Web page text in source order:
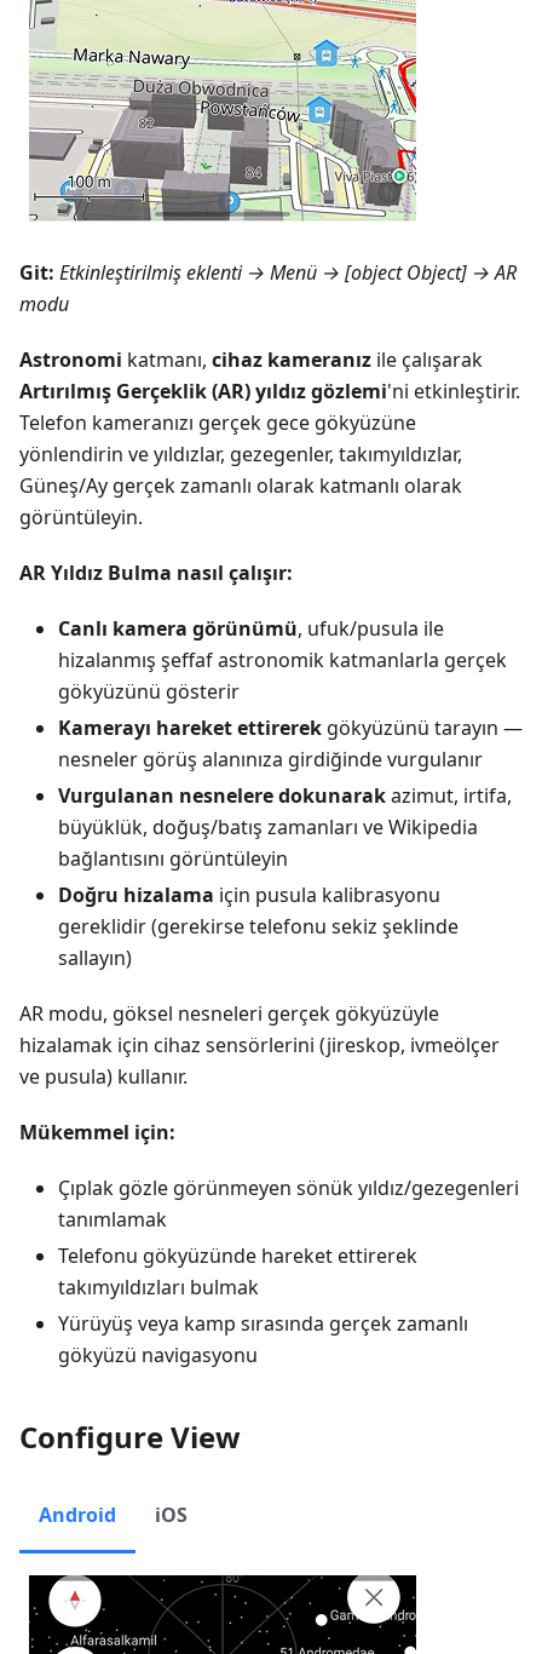
Git: Etkinleştirilmiş eklenti → Menü → [object Object] → AR
modu
Astronomi katmanı, cihaz kameranız ile çalışarak
Artırılmış Gerçeklik (AR) yıldız gözlemi'ni etkinleştirir.
Telefon kameranızı gerçek gece gökyüzüne
yönlendirin ve yıldızlar, gezegenler, takımyıldızlar,
Güneş/Ay gerçek zamanlı olarak katmanlı olarak
görüntüleyin.
AR Yıldız Bulma nasıl çalışır:
Canlı kamera görünümü, ufuk/pusula ile
hizalanmış şeffaf astronomik katmanlarla gerçek
gökyüzünü gösterir
Kamerayı hareket ettirerek gökyüzünü tarayın —
nesneler görüş alanınıza girdiğinde vurgulanır
Vurgulanan nesnelere dokunarakazimut, irtifa,
büyüklük, doğuş/batış zamanları ve Wikipedia
bağlantısını görüntüleyin
Doğru hizalama için pusula kalibrasyonu
gereklidir (gerekirse telefonu sekiz şeklinde
sallayın)
AR modu, göksel nesneleri gerçek gökyüzüyle
hizalamak için cihaz sensörlerini (jireskop, ivmeölçer
ve pusula) kullanır.
Mükemmel için:
Çıplak gözle görünmeyen sönük yıldız/gezegenleri
tanımlamak
Telefonu gökyüzünde hareket ettirerek
takımyıldızları bulmak
Yürüyüş veya kamp sırasında gerçek zamanlı
gökyüzü navigasyonu
Configure View
Android iOS